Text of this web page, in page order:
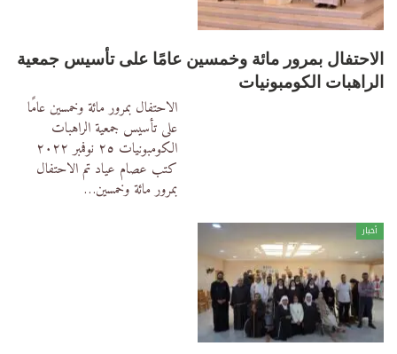
الاحتفال بمرور مائة وخمسين عامًا على تأسيس جمعية
الراهبات الكومبونيات
الاحتفال بمرور مائة وخمسين عامًا
على تأسيس جمعية الراهبات
الكومبونيات ٢٥ نوفمبر ٢٠٢٢
كتب عصام عياد تم الاحتفال
بمرور مائة وخمسين…
أخبار